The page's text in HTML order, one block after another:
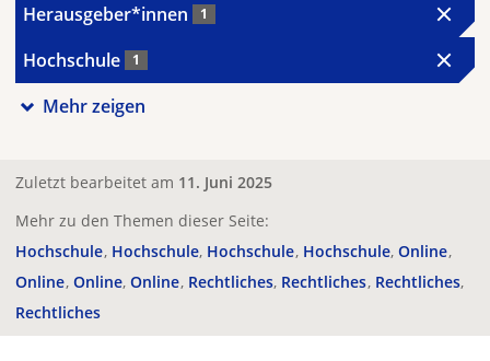
Herausgeber*innen 1
Hochschule 1
Mehr zeigen
Zuletzt bearbeitet am 11. Juni 2025
Mehr zu den Themen dieser Seite:
Hochschule Hochschule Hochschule Hochschule Online
Online Online Online Rechtliches Rechtliches Rechtliches
Rechtliches